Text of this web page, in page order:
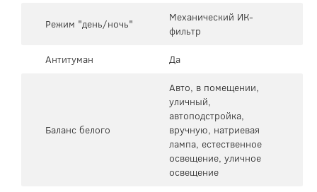
Режим "день/ночь"
Механический ИК-
фильтр
Антитуман
Да
Баланс белого
Авто, в помещении,
уличный,
автоподстройка,
вручную, натриевая
лампа, естественное
освещение, уличное
освещение